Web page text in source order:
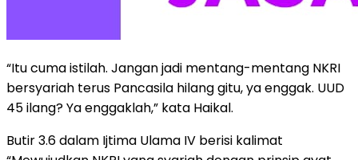
“Itu cuma istilah. Jangan jadi mentang-mentang NKRI
bersyariah terus Pancasila hilang gitu, ya enggak. UUD
45 ilang? Ya enggaklah,” kata Haikal.
Butir 3.6 dalam Ijtima Ulama IV berisi kalimat